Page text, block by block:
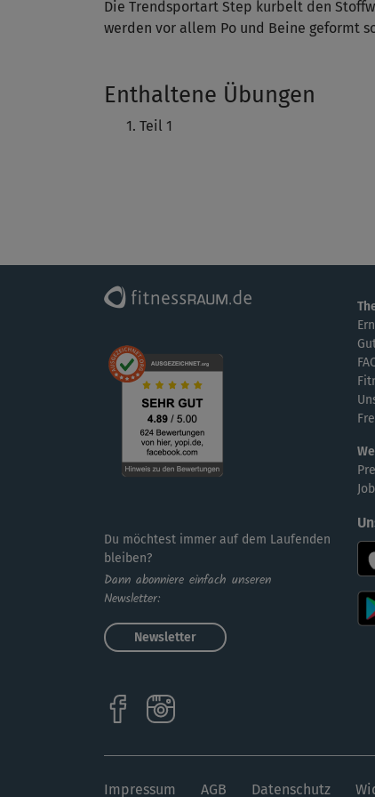
Die Trendsportart Step kurbelt den
werden vor allem Po und Beine geformt
Enthaltene Übungen
Teil 1
Du möchtest immer auf dem Laufenden
bleiben?
Dann abonniere einfach unseren
Newsletter:
Newsletter
Impressum AGB Datenschutz